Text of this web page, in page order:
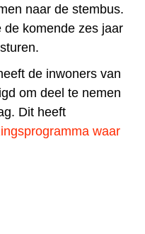
naar de stembus.
komende zes jaar
de inwoners van
om deel te nemen
Dit heeft
waar